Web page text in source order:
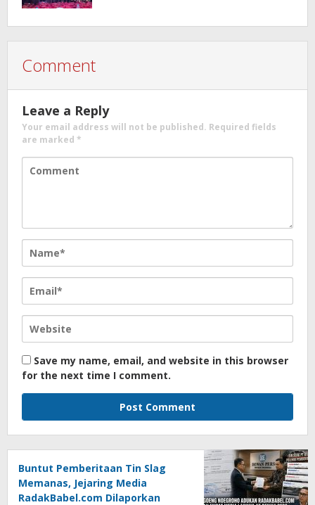
Comment
Leave a Reply
Your email address will not be published. Required fields
are marked *
Save my name, email, and website in this browser
for the next time I comment.
Buntut Pemberitaan Tin Slag
Memanas, Jejaring Media
RadakBabel.com Dilaporkan